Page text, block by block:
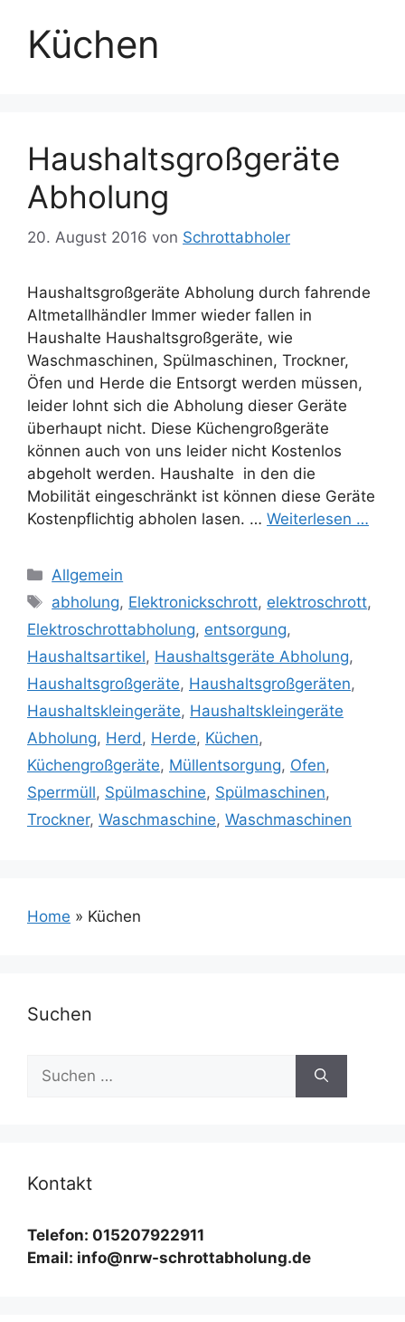
Küchen
Haushaltsgroßgeräte
Abholung
20. August 2016 von Schrottabholer
Haushaltsgroßgeräte Abholung durch fahrende
Altmetallhändler Immer wieder fallen in
Haushalte Haushaltsgroßgeräte, wie
Waschmaschinen, Spülmaschinen, Trockner,
Öfen und Herde die Entsorgt werden müssen,
leider lohnt sich die Abholung dieser Geräte
überhaupt nicht. Diese Küchengroßgeräte
können auch von uns leider nicht Kostenlos
abgeholt werden. Haushalte in den die
Mobilität eingeschränkt ist können diese Geräte
Kostenpflichtig abholen lasen. … Weiterlesen …
Kategorien
Allgemein
Schlagwörter
abholung, Elektronickschrott, elektroschrott,
Elektroschrottabholung, entsorgung,
Haushaltsartikel, Haushaltsgeräte Abholung,
Haushaltsgroßgeräte, Haushaltsgroßgeräten,
Haushaltskleingeräte, Haushaltskleingeräte
Abholung, Herd , Herde, Küchen,
Küchengroßgeräte, Müllentsorgung, Ofen,
Sperrmüll, Spülmaschine, Spülmaschinen,
Trockner, Waschmaschine, Waschmaschinen
Home » Küchen
Suchen
nach:
Kontakt
Telefon: 015207922911
Email: info@nrw-schrottabholung.de